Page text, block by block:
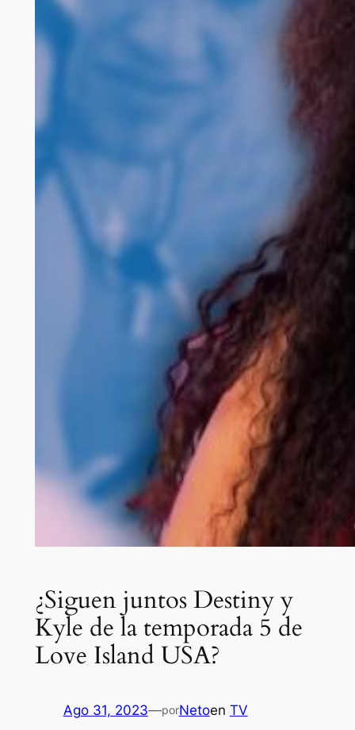
¿Siguen juntos Destiny y
Kyle de la temporada 5 de
Love Island USA?
Ago 31, 2023—porNetoen TV